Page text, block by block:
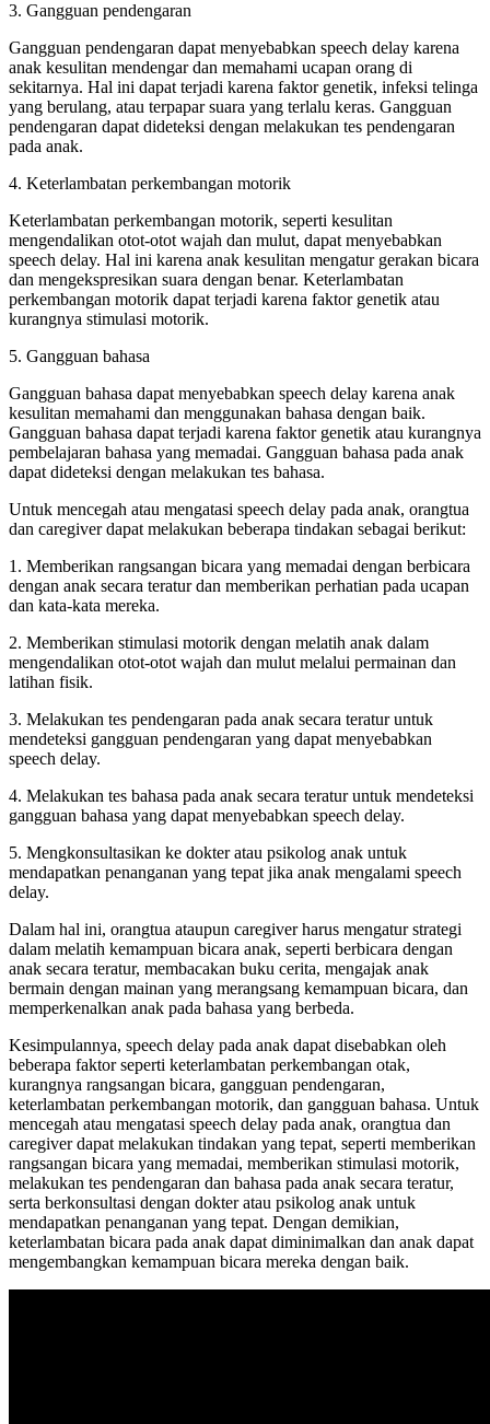
3. Gangguan pendengaran
Gangguan pendengaran dapat menyebabkan speech delay karena
anak kesulitan mendengar dan memahami ucapan orang di
sekitarnya. Hal ini dapat terjadi karena faktor genetik, infeksi telinga
yang berulang, atau terpapar suara yang terlalu keras. Gangguan
pendengaran dapat dideteksi dengan melakukan tes pendengaran
pada anak.
4. Keterlambatan perkembangan motorik
Keterlambatan perkembangan motorik, seperti kesulitan
mengendalikan otot-otot wajah dan mulut, dapat menyebabkan
speech delay. Hal ini karena anak kesulitan mengatur gerakan bicara
dan mengekspresikan suara dengan benar. Keterlambatan
perkembangan motorik dapat terjadi karena faktor genetik atau
kurangnya stimulasi motorik.
5. Gangguan bahasa
Gangguan bahasa dapat menyebabkan speech delay karena anak
kesulitan memahami dan menggunakan bahasa dengan baik.
Gangguan bahasa dapat terjadi karena faktor genetik atau kurangnya
pembelajaran bahasa yang memadai. Gangguan bahasa pada anak
dapat dideteksi dengan melakukan tes bahasa.
Untuk mencegah atau mengatasi speech delay pada anak, orangtua
dan caregiver dapat melakukan beberapa tindakan sebagai berikut:
1. Memberikan rangsangan bicara yang memadai dengan berbicara
dengan anak secara teratur dan memberikan perhatian pada ucapan
dan kata-kata mereka.
2. Memberikan stimulasi motorik dengan melatih anak dalam
mengendalikan otot-otot wajah dan mulut melalui permainan dan
latihan fisik.
3. Melakukan tes pendengaran pada anak secara teratur untuk
mendeteksi gangguan pendengaran yang dapat menyebabkan
speech delay.
4. Melakukan tes bahasa pada anak secara teratur untuk mendeteksi
gangguan bahasa yang dapat menyebabkan speech delay.
5. Mengkonsultasikan ke dokter atau psikolog anak untuk
mendapatkan penanganan yang tepat jika anak mengalami speech
delay.
Dalam hal ini, orangtua ataupun caregiver harus mengatur strategi
dalam melatih kemampuan bicara anak, seperti berbicara dengan
anak secara teratur, membacakan buku cerita, mengajak anak
bermain dengan mainan yang merangsang kemampuan bicara, dan
memperkenalkan anak pada bahasa yang berbeda.
Kesimpulannya, speech delay pada anak dapat disebabkan oleh
beberapa faktor seperti keterlambatan perkembangan otak,
kurangnya rangsangan bicara, gangguan pendengaran,
keterlambatan perkembangan motorik, dan gangguan bahasa. Untuk
mencegah atau mengatasi speech delay pada anak, orangtua dan
caregiver dapat melakukan tindakan yang tepat, seperti memberikan
rangsangan bicara yang memadai, memberikan stimulasi motorik,
melakukan tes pendengaran dan bahasa pada anak secara teratur,
serta berkonsultasi dengan dokter atau psikolog anak untuk
mendapatkan penanganan yang tepat. Dengan demikian,
keterlambatan bicara pada anak dapat diminimalkan dan anak dapat
mengembangkan kemampuan bicara mereka dengan baik.